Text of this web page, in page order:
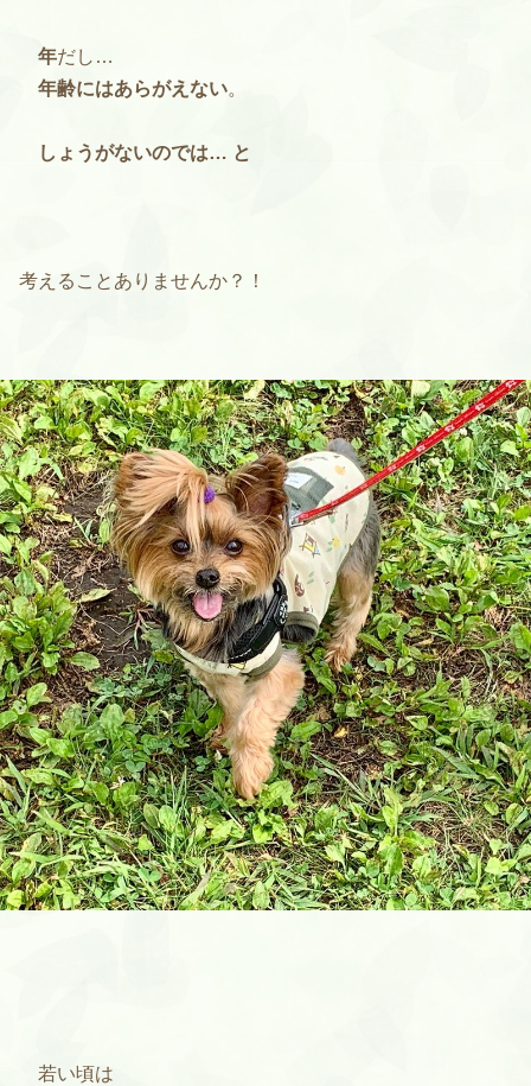
年だし…
年齢にはあらがえない。
しょうがないのでは… と
考えることありませんか？！
若い頃は